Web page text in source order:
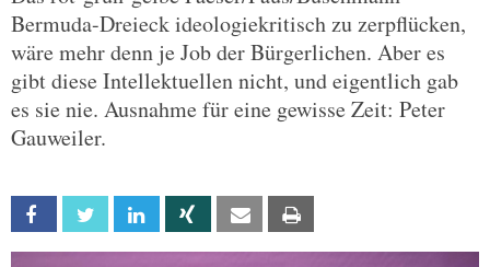
Bermuda-Dreieck ideologiekritisch zu zerpflücken,
wäre mehr denn je Job der Bürgerlichen. Aber es
gibt diese Intellektuellen nicht, und eigentlich gab
es sie nie. Ausnahme für eine gewisse Zeit: Peter
Gauweiler.
Facebook Twitter Linkedin Xing Email